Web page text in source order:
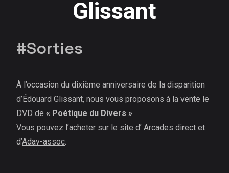
Glissant
#Sorties
À l’occasion du dixième anniversaire de la disparition
d’Édouard Glissant, nous vous proposons à la vente le
DVD de « Poétique du Divers »
Vous pouvez l’acheter sur le site d’ Arcades direct et
d’Adav-assoc